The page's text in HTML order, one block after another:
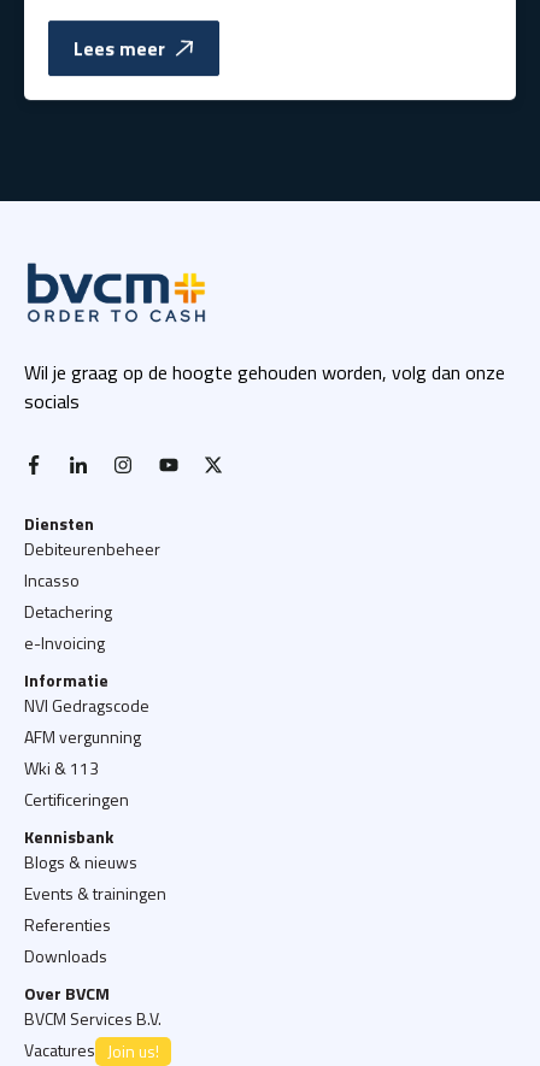
Lees meer
Wil je graag op de hoogte gehouden worden, volg dan onze
socials
facebook-flinkedin-ininstagramyoutube
Diensten
Debiteurenbeheer
Incasso
Detachering
e-Invoicing
Informatie
NVI Gedragscode
AFM vergunning
Wki & 113
Certificeringen
Kennisbank
Blogs & nieuws
Events & trainingen
Referenties
Downloads
Over BVCM
BVCM Services B.V.
Vacatures Join us!